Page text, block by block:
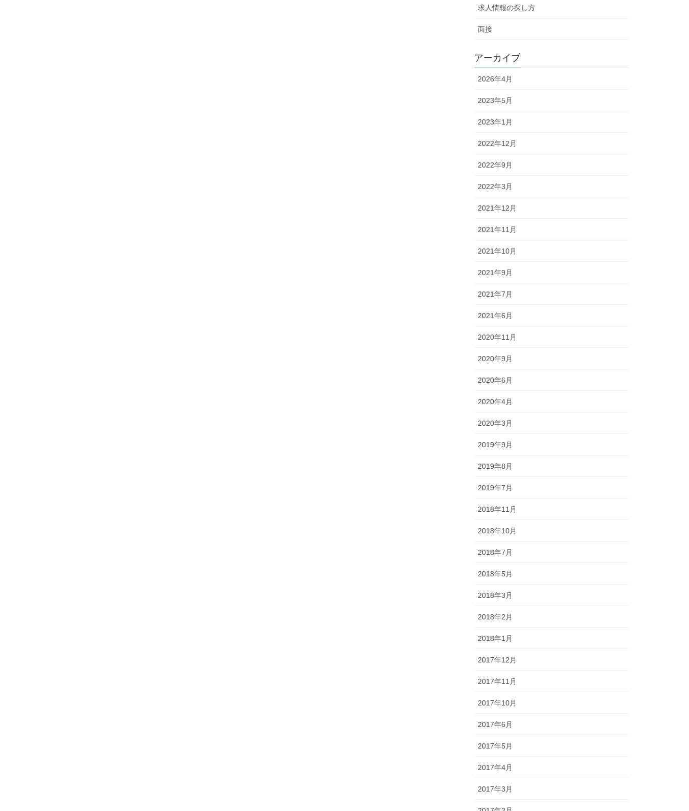
求人情報の探し方
面接
アーカイブ
2026年4月
2023年5月
2023年1月
2022年12月
2022年9月
2022年3月
2021年12月
2021年11月
2021年10月
2021年9月
2021年7月
2021年6月
2020年11月
2020年9月
2020年6月
2020年4月
2020年3月
2019年9月
2019年8月
2019年7月
2018年11月
2018年10月
2018年7月
2018年5月
2018年3月
2018年2月
2018年1月
2017年12月
2017年11月
2017年10月
2017年6月
2017年5月
2017年4月
2017年3月